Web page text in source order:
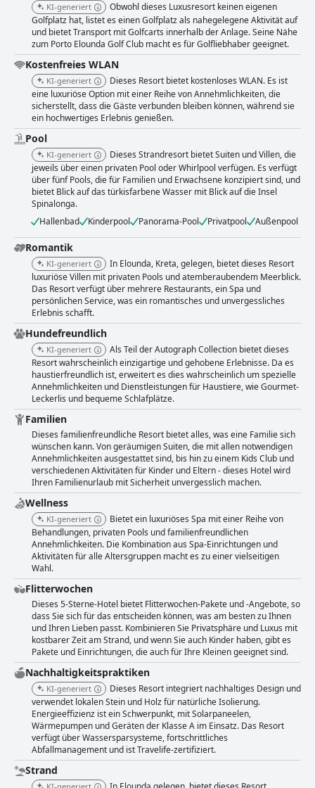
KI-generiert
Obwohl dieses Luxusresort keinen eigenen
Golfplatz hat, listet es einen Golfplatz als nahegelegene Aktivität auf
und bietet Transport mit Golfcarts innerhalb der Anlage. Seine Nähe
zum Porto Elounda Golf Club macht es für Golfliebhaber geeignet.
Kostenfreies WLAN
KI-generiert
Dieses Resort bietet kostenloses WLAN. Es ist
eine luxuriöse Option mit einer Reihe von Annehmlichkeiten, die
sicherstellt, dass die Gäste verbunden bleiben können, während sie
ein hochwertiges Erlebnis genießen.
Pool
KI-generiert
Dieses Strandresort bietet Suiten und Villen, die
jeweils über einen privaten Pool oder Whirlpool verfügen. Es verfügt
über fünf Pools, die für Familien und Erwachsene konzipiert sind, und
bietet Blick auf das türkisfarbene Wasser mit Blick auf die Insel
Spinalonga.
Hallenbad
Kinderpool Panorama-Pool Privatpool Außenpool
Romantik
KI-generiert
In Elounda, Kreta, gelegen, bietet dieses Resort
luxuriöse Villen mit privaten Pools und atemberaubendem Meerblick.
Das Resort verfügt über mehrere Restaurants, ein Spa und
persönlichen Service, was ein romantisches und unvergessliches
Erlebnis schafft.
Hundefreundlich
KI-generiert
Als Teil der Autograph Collection bietet dieses
Resort wahrscheinlich einzigartige und gehobene Erlebnisse. Da es
haustierfreundlich ist, erweitert es dies wahrscheinlich um spezielle
Annehmlichkeiten und Dienstleistungen für Haustiere, wie Gourmet-
Leckerlis und bequeme Schlafplätze.
Familien
Dieses familienfreundliche Resort bietet alles, was eine Familie sich
wünschen kann. Von geräumigen Suiten, die mit allen notwendigen
Annehmlichkeiten ausgestattet sind, bis hin zu einem Kids Club und
verschiedenen Aktivitäten für Kinder und Eltern - dieses Hotel wird
Ihren Familienurlaub mit Sicherheit unvergesslich machen.
Wellness
KI-generiert
Bietet ein luxuriöses Spa mit einer Reihe von
Behandlungen, privaten Pools und familienfreundlichen
Annehmlichkeiten. Die Kombination aus Spa-Einrichtungen und
Aktivitäten für alle Altersgruppen macht es zu einer vielseitigen
Wahl.
Flitterwochen
Dieses 5-Sterne-Hotel bietet Flitterwochen-Pakete und -Angebote, so
dass Sie sich für das entscheiden können, was am besten zu Ihnen
und Ihren Lieben passt. Kombinieren Sie Privatsphäre und Luxus mit
kostbarer Zeit am Strand, und wenn Sie auch Kinder haben, gibt es
Pakete und Einrichtungen, die auch für Ihre Kleinen geeignet sind.
Nachhaltigkeitspraktiken
KI-generiert
Dieses Resort integriert nachhaltiges Design und
verwendet lokalen Stein und Holz für natürliche Isolierung.
Energieeffizienz ist ein Schwerpunkt, mit Solarpaneelen,
Wärmepumpen und Geräten der Klasse A im Einsatz. Das Resort
verfügt über Wassersparsysteme, fortschrittliches
Abfallmanagement und ist Travelife-zertifiziert.
Strand